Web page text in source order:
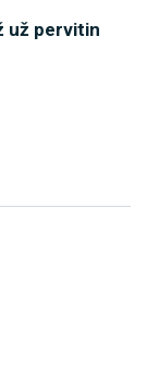
už pervitin